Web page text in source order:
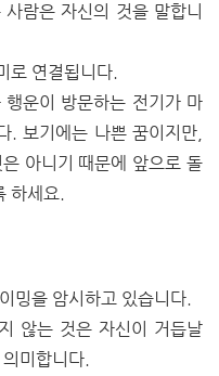
람은 자신의 것을 말합니
로 연결됩니다.
운이 방문하는 전기가 마
. 보기에는 나쁜 꿈이지만,
아니기 때문에 앞으로 돌
하세요.
밍을 암시하고 있습니다.
않는 것은 자신이 거듭날
미합니다.